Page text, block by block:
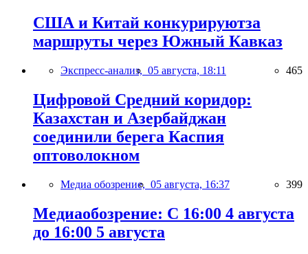
США и Китай конкурируютза
маршруты через Южный Кавказ
Экспресс-анализ, 05 августа, 18:11 465
Цифровой Средний коридор:
Казахстан и Азербайджан
соединили берега Каспия
оптоволокном
Медиа обозрение, 05 августа, 16:37 399
Медиаобозрение: С 16:00 4 августа
до 16:00 5 августа